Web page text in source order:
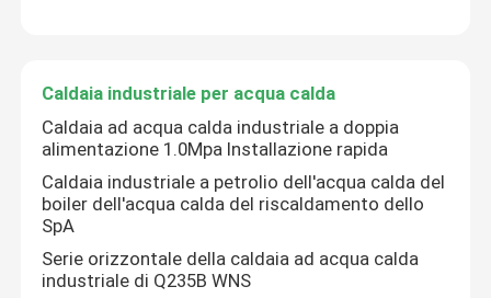
Caldaia industriale per acqua calda
Caldaia ad acqua calda industriale a doppia
alimentazione 1.0Mpa Installazione rapida
Caldaia industriale a petrolio dell'acqua calda del
boiler dell'acqua calda del riscaldamento dello
SpA
Serie orizzontale della caldaia ad acqua calda
industriale di Q235B WNS